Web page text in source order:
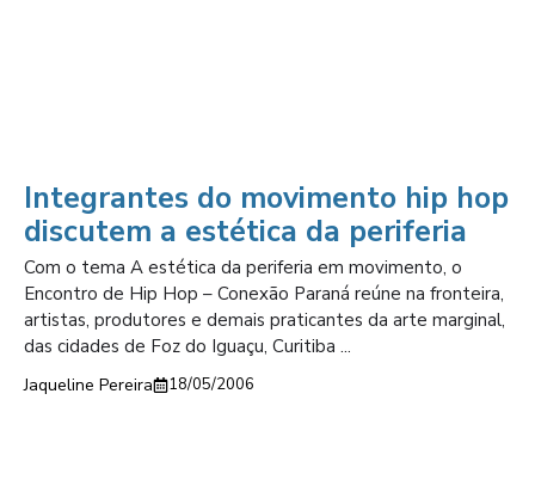
Integrantes do movimento hip hop
discutem a estética da periferia
Com o tema A estética da periferia em movimento, o
Encontro de Hip Hop – Conexão Paraná reúne na fronteira,
artistas, produtores e demais praticantes da arte marginal,
das cidades de Foz do Iguaçu, Curitiba ...
Jaqueline Pereira 18/05/2006